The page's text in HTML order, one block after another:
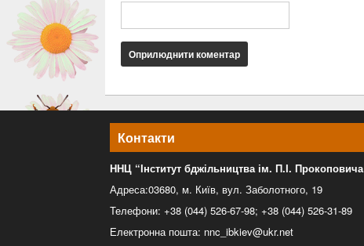
Контакти
ННЦ “Інститут бджільництва ім. П.І. Прокоповича
Адреса:03680, м. Київ, вул. Заболотного, 19
Телефони: +38 (044) 526-67-98; +38 (044) 526-31-89
Електронна пошта: nnc_ibkiev@ukr.net